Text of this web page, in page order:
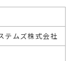
テムズ株式会社